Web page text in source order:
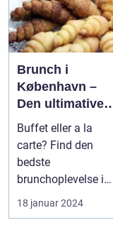
Brunch i
København –
Den ultimative
guide til
eventyrrejsende
og backpackere
Buffet eller a la
carte? Find den
bedste
brunchoplevelse i
København
Introduktion til
18 januar 2024